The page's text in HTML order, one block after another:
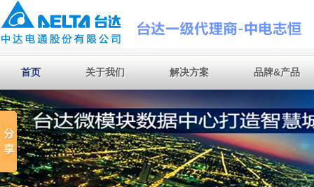
首页
首页 关于我们
关于我们 解决方案
解决方案 品牌&产品
品牌&产品